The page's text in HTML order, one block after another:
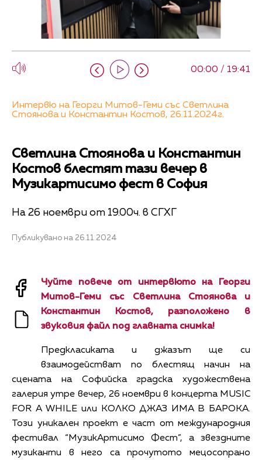
00:00 / 19:41
Интервю на Георги Митов-Геми със Светлина
Стоянова и Константин Костов, 26.11.2024г.
Светлина Стоянова и Константин
Костов блестят тази вечер в
Музикартисимо фест в София
На 26 ноември от 19.00ч. в СГХГ
Публикувано на 26.11.2024
Чуйте повече от интервюто на Георги
Митов-Геми със Светлина Стоянова и
Константин Костов, разположено в
звуковия файл под главната снимка!
Предкласиката и джазът ще си
взаимодействат по блестящ начин на
сцената на Софийска градска художествена
галерия утре вечер, 26 ноември в концерта MUSIC
FOR A WHILE или КОЛКО ДЖАЗ ИМА В БАРОКА.
Този уникален проект е част от международния
фестивал “МузикАртисимо Фест”, а звездните
музиканти в него са прочутото мецосопрано